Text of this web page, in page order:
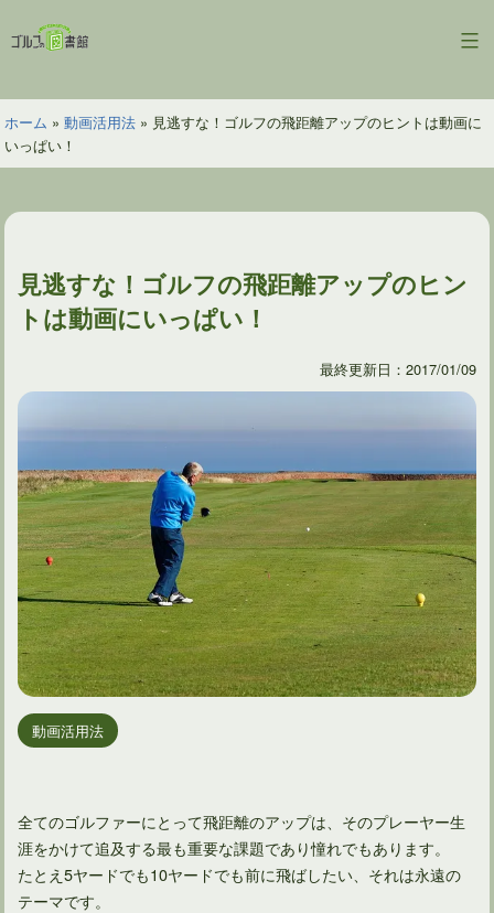
ン
ツ
へ
ス
ッ
ゴ
フ
の
図
ホーム » 動画活用法» 見逃すな！ゴルフの飛距離アップのヒントは動画に
いっぱい！
見逃すな！ゴルフの飛距離アップのヒン
トは動画にいっぱい！
最終更新日：2017/01/09
動画活用法
全てのゴルファーにとって飛距離のアップは、そのプレーヤー生
涯をかけて追及する最も重要な課題であり憧れでもあります。
たとえ5ヤードでも10ヤードでも前に飛ばしたい、それは永遠の
テーマです。